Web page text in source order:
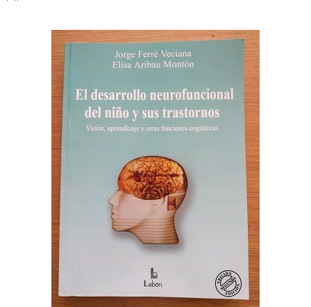
Formación
Formación
Archivo de formación
Vídeos de formación
Eventos COORM
MURCIA OPTOM MEETING 2025
EL COORM EN EL OPTOM 2024
V Congreso de Salud Visual y Pediatría 2022
Transparencia
Quiénes somos
Actualidad
Contacto